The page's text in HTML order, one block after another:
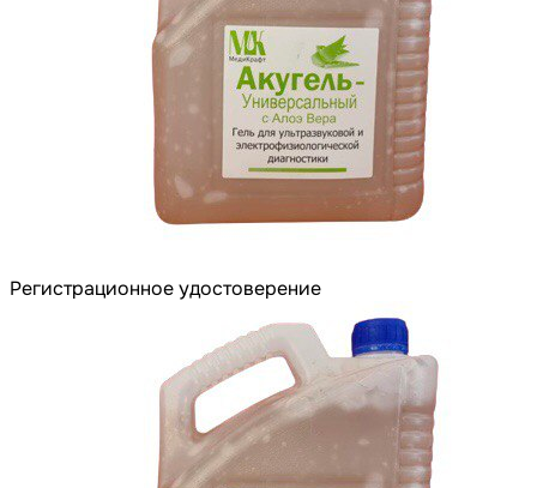
Регистрационное удостоверение